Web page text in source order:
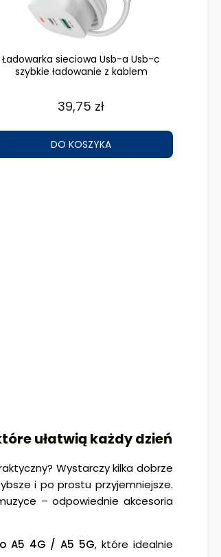
Ładowarka sieciowa Usb-a Usb-c
szybkie ładowanie z kablem
39,75 zł
DO KOSZYKA
ułatwią każdy dzień
Wystarczy kilka dobrze
i po prostu przyjemniejsze.
– odpowiednie akcesoria
A5 4G / A5 5G, które idealnie